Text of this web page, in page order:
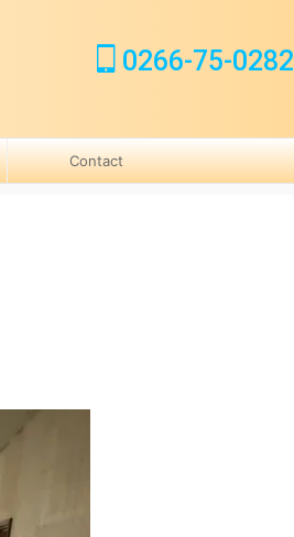
0266-75-0282
Contact